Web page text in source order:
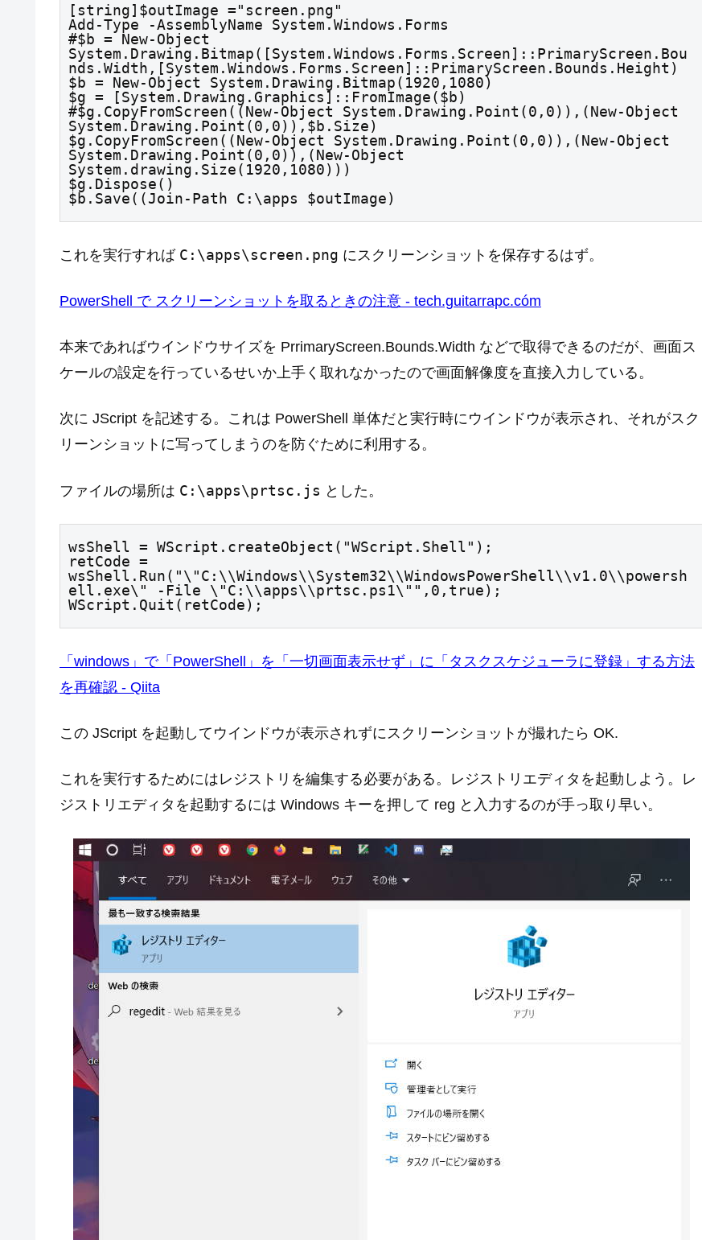
[string]$outImage ="screen.png"
Add-Type -AssemblyName System.Windows.Forms
#$b = New-Object
System.Drawing.Bitmap([System.Windows.Forms.Screen]::PrimaryScreen.Bou
nds.Width,[System.Windows.Forms.Screen]::PrimaryScreen.Bounds.Height)
$b = New-Object System.Drawing.Bitmap(1920,1080)
$g = [System.Drawing.Graphics]::FromImage($b)
#$g.CopyFromScreen((New-Object System.Drawing.Point(0,0)),(New-Object
System.Drawing.Point(0,0)),$b.Size)
$g.CopyFromScreen((New-Object System.Drawing.Point(0,0)),(New-Object
System.Drawing.Point(0,0)),(New-Object
System.drawing.Size(1920,1080)))
$g.Dispose()
$b.Save((Join-Path C:\apps $outImage)
これを実行すれば C:\apps\screen.png にスクリーンショットを保存するはず。
PowerShell で スクリーンショットを取るときの注意 - tech.guitarrapc.cóm
本来であればウインドウサイズを PrrimaryScreen.Bounds.Width などで取得できるのだが、画面ス
ケールの設定を行っているせいか上手く取れなかったので画面解像度を直接入力している。
次に JScript を記述する。これは PowerShell 単体だと実行時にウインドウが表示され、それがスク
リーンショットに写ってしまうのを防ぐために利用する。
ファイルの場所は C:\apps\prtsc.js とした。
wsShell = WScript.createObject("WScript.Shell");
retCode =
wsShell.Run("\"C:\\Windows\\System32\\WindowsPowerShell\\v1.0\\powersh
ell.exe\" -File \"C:\\apps\\prtsc.ps1\"",0,true);
WScript.Quit(retCode);
「windows」で「PowerShell」を「一切画面表示せず」に「タスクスケジューラに登録」する方法
を再確認 - Qiita
この JScript を起動してウインドウが表示されずにスクリーンショットが撮れたら OK.
これを実行するためにはレジストリを編集する必要がある。レジストリエディタを起動しよう。レ
ジストリエディタを起動するには Windows キーを押して reg と入力するのが手っ取り早い。